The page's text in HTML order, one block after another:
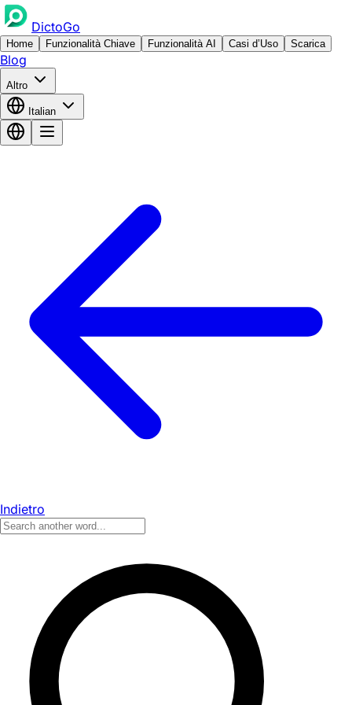
DictoGo
Home Funzionalità Chiave Funzionalità AI Casi d’Uso Scarica
Blog
Altro
Italian
Indietro